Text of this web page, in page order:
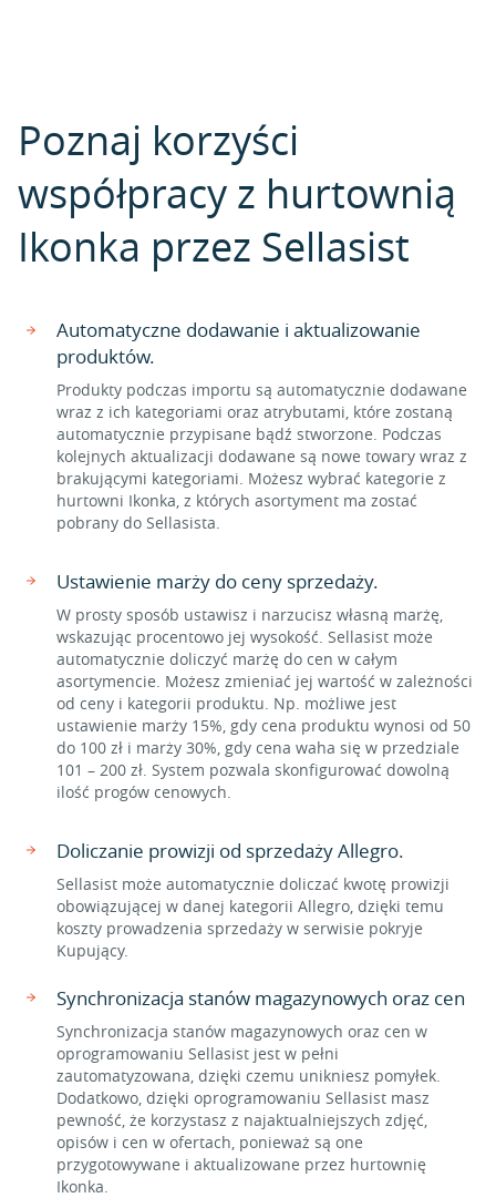
Poznaj korzyści
współpracy z hurtownią
Ikonka przez Sellasist
Automatyczne dodawanie i aktualizowanie
produktów.
Produkty podczas importu są automatycznie dodawane
wraz z ich kategoriami oraz atrybutami, które zostaną
automatycznie przypisane bądź stworzone. Podczas
kolejnych aktualizacji dodawane są nowe towary wraz z
brakującymi kategoriami. Możesz wybrać kategorie z
hurtowni Ikonka, z których asortyment ma zostać
pobrany do Sellasista.
Ustawienie marży do ceny sprzedaży.
W prosty sposób ustawisz i narzucisz własną marżę,
wskazując procentowo jej wysokość. Sellasist może
automatycznie doliczyć marżę do cen w całym
asortymencie. Możesz zmieniać jej wartość w zależności
od ceny i kategorii produktu. Np. możliwe jest
ustawienie marży 15%, gdy cena produktu wynosi od 50
do 100 zł i marży 30%, gdy cena waha się w przedziale
101 – 200 zł. System pozwala skonfigurować dowolną
ilość progów cenowych.
Doliczanie prowizji od sprzedaży Allegro.
Sellasist może automatycznie doliczać kwotę prowizji
obowiązującej w danej kategorii Allegro, dzięki temu
koszty prowadzenia sprzedaży w serwisie pokryje
Kupujący.
Synchronizacja stanów magazynowych oraz cen
Synchronizacja stanów magazynowych oraz cen w
oprogramowaniu Sellasist jest w pełni
zautomatyzowana, dzięki czemu unikniesz pomyłek.
Dodatkowo, dzięki oprogramowaniu Sellasist masz
pewność, że korzystasz z najaktualniejszych zdjęć,
opisów i cen w ofertach, ponieważ są one
przygotowywane i aktualizowane przez hurtownię
Ikonka.